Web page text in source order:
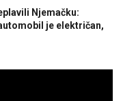
Njemačku:
je električan,